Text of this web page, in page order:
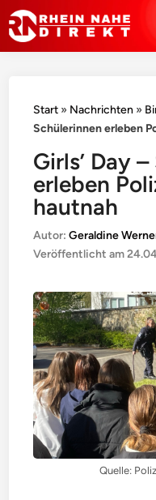
Start » Nachrichten »
Schülerinnen erleben
Girls’ Day
erleben
hautnah
Autor:Geraldine
Veröffentlicht am
Quelle: